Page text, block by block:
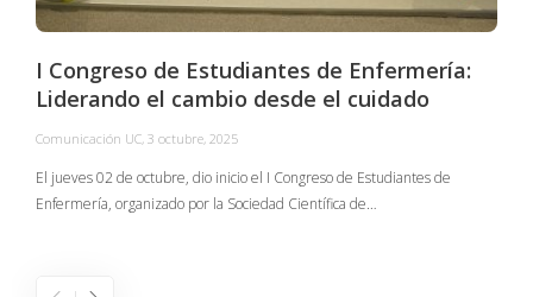
I Congreso de Estudiantes de Enfermería:
Liderando el cambio desde el cuidado
Comunicación UC, 3 octubre, 2025
El jueves 02 de octubre, dio inicio el I Congreso de Estudiantes de
Enfermería, organizado por la Sociedad Científica de…